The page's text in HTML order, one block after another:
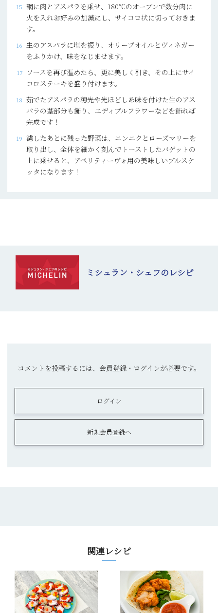
網に肉とアスパラを乗せ、180℃のオーブンで数分肉に
火を入れお好みの加減にし、サイコロ状に切っておきま
す。
生のアスパラに塩を振り、オリーブオイルとヴィネガー
をふりかけ、味をなじませます。
ソースを再び温めたら、更に美しく引き、その上にサイ
コロステーキを盛り付けます。
茹でたアスパラの穂先や先ほどしあ味を付けた生のアス
パラの茎部分も飾り、エディブルフラワーなどを飾れば
完成です！
濾したあとに残った野菜は、ニンニクとローズマリーを
取り出し、全体を細かく刻んでトーストしたバゲットの
上に乗せると、アペリティーヴォ用の美味しいブルスケ
ッタになります！
ミシュラン・シェフのレシピ
コメントを投稿するには、会員登録・ログインが必要です。
ログイン
新規会員登録へ
関連レシピ